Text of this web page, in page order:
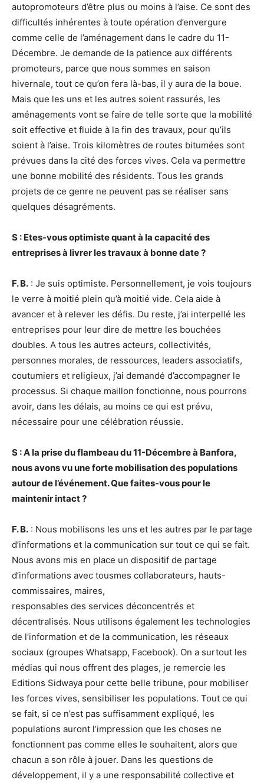
autopromoteurs d’être plus ou moins à l’aise. Ce sont des
difficultés inhérentes à toute opération d’envergure
comme celle de l’aménagement dans le cadre du 11-
Décembre. Je demande de la patience aux différents
promoteurs, parce que nous sommes en saison
hivernale, tout ce qu’on fera là-bas, il y aura de la boue.
Mais que les uns et les autres soient rassurés, les
aménagements vont se faire de telle sorte que la mobilité
soit effective et fluide à la fin des travaux, pour qu’ils
soient à l’aise. Trois kilomètres de routes bitumées sont
prévues dans la cité des forces vives. Cela va permettre
une bonne mobilité des résidents. Tous les grands
projets de ce genre ne peuvent pas se réaliser sans
quelques désagréments.
S : Etes-vous optimiste quant à la capacité des
entreprises à livrer les travaux à bonne date ?
F. B. : Je suis optimiste. Personnellement, je vois toujours
le verre à moitié plein qu’à moitié vide. Cela aide à
avancer et à relever les défis. Du reste, j’ai interpellé les
entreprises pour leur dire de mettre les bouchées
doubles. A tous les autres acteurs, collectivités,
personnes morales, de ressources, leaders associatifs,
coutumiers et religieux, j’ai demandé d’accompagner le
processus. Si chaque maillon fonctionne, nous pourrons
avoir, dans les délais, au moins ce qui est prévu,
nécessaire pour une célébration réussie.
S : A la prise du flambeau du 11-Décembre à Banfora,
nous avons vu une forte mobilisation des populations
autour de l’événement. Que faites-vous pour le
maintenir intact ?
F. B. : Nous mobilisons les uns et les autres par le partage
d’informations et la communication sur tout ce qui se fait.
Nous avons mis en place un dispositif de partage
d’informations avec tousmes collaborateurs, hauts-
commissaires, maires,
responsables des services déconcentrés et
décentralisés. Nous utilisons également les technologies
de l’information et de la communication, les réseaux
sociaux (groupes Whatsapp, Facebook). On a surtout les
médias qui nous offrent des plages, je remercie les
Editions Sidwaya pour cette belle tribune, pour mobiliser
les forces vives, sensibiliser les populations. Tout ce qui
se fait, si ce n’est pas suffisamment expliqué, les
populations auront l’impression que les choses ne
fonctionnent pas comme elles le souhaitent, alors que
chacun a son rôle à jouer. Dans les questions de
développement, il y a une responsabilité collective et